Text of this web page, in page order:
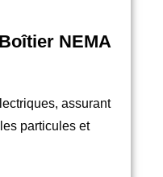
NEMA
assurant
particules et